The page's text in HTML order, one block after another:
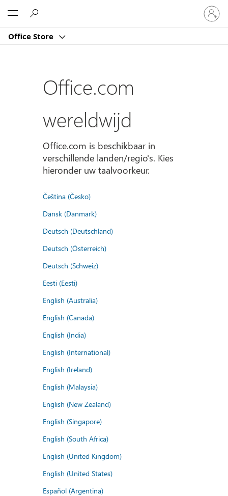
Office Store
Meld
je
aan
je
Office.com
wereldwijd
Office.com is beschikbaar in
verschillende landen/regio's. Kies
hieronder uw taalvoorkeur.
Čeština (Česko)
Dansk (Danmark)
Deutsch (Deutschland)
Deutsch (Österreich)
Deutsch (Schweiz)
Eesti (Eesti)
English (Australia)
English (Canada)
English (India)
English (International)
English (Ireland)
English (Malaysia)
English (New Zealand)
English (Singapore)
English (South Africa)
English (United Kingdom)
English (United States)
Español (Argentina)